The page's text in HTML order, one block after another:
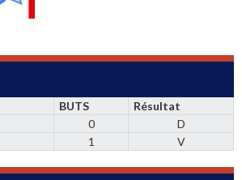
BUTS
Résultat
0
D
1 V